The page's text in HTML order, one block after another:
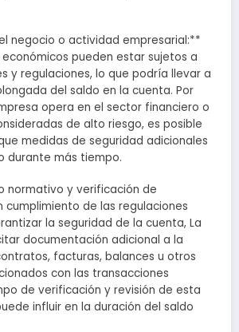
negocio o actividad empresarial:**
pueden estar sujetos a
y regulaciones, lo que podría llevar a
del saldo en la cuenta. Por
opera en el sector financiero o
de alto riesgo, es posible
medidas de seguridad adicionales
durante más tiempo.
normativo y verificación de
cumplimiento de las regulaciones
la seguridad de la cuenta, La
documentación adicional a la
facturas, balances u otros
con las transacciones
de verificación y revisión de esta
influir en la duración del saldo